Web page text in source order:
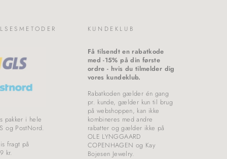
pakker i hele
og PostNord.
fragt på
kr.
KUNDEKLUB
Få tilsendt en rabatkode
med -15% på din første
ordre - hvis du tilmelder dig
vores kundeklub.
Rabatkoden gælder én gang
pr. kunde, gælder kun til brug
på webshoppen, kan ikke
kombineres med andre
rabatter og gælder ikke på
OLE LYNGGAARD
COPENHAGEN og Kay
Bojesen Jewelry.